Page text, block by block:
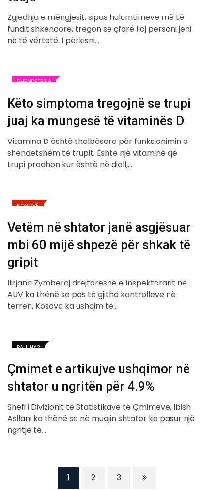
Zgjedhja e mëngjesit, sipas hulumtimeve më të
fundit shkencore, tregon se çfarë lloj personi jeni
në të vërtetë. I përkisni…
SHËNDETËSIA
Këto simptoma tregojnë se trupi
juaj ka mungesë të vitaminës D
Vitamina D është thelbësore për funksionimin e
shëndetshëm të trupit. Është një vitaminë që
trupi prodhon kur është në diell,…
KOSOVË
Vetëm në shtator janë asgjësuar
mbi 60 mijë shpezë për shkak të
gripit
Ilirjana Zymberaj drejtoreshë e Inspektorarit në
AUV ka thënë se pas të gjitha kontrolleve në
terren, Kosova ka ushqim të…
BALLINA2
Çmimet e artikujve ushqimor në
shtator u ngritën për 4.9%
Shefi i Divizionit të Statistikave të Çmimeve, Ibish
Asllani ka thënë se në muajin shtator ka pasur një
ngritje të…
1 2 3